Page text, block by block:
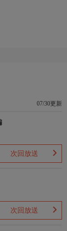
07/30更新
次回放送
次回放送